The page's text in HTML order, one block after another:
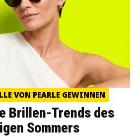
VON PEARLE GEWINNEN
Brillen-Trends des
Sommers